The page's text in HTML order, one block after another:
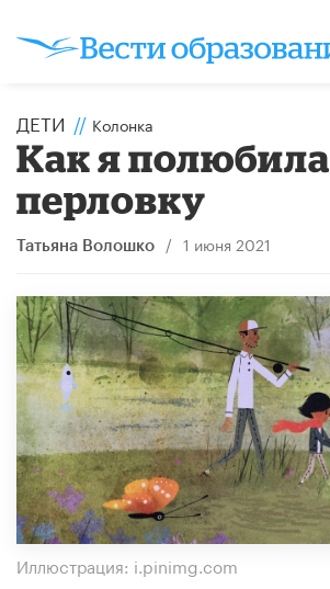
ДЕТИ // Колонка
Как я полюбила
перловку
Татьяна Волошко / 1 июня 2021
Иллюстрация: i.pinimg.com